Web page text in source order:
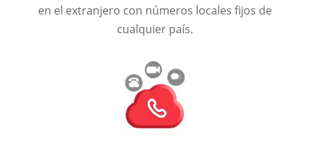
en el extranjero con números locales fijos de
cualquier país.